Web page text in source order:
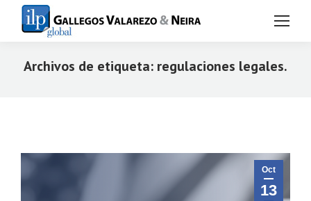
Archivos de etiqueta: regulaciones legales.
Oct
13